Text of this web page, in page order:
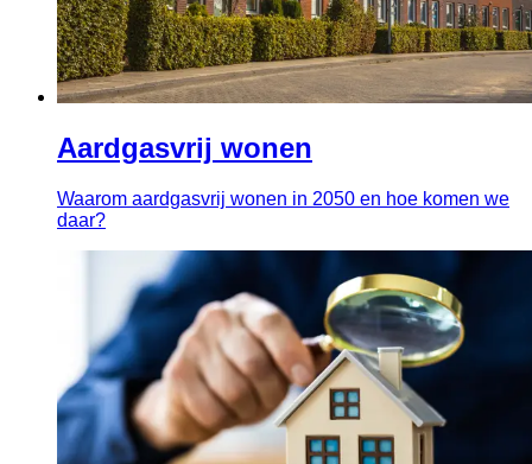
Aardgasvrij wonen
Waarom aardgasvrij wonen in 2050 en hoe komen we
daar?